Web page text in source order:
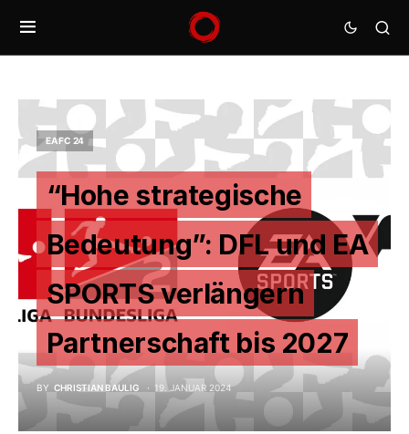
EA FC 24
“Hohe strategische
Bedeutung”: DFL und EA
SPORTS verlängern
Partnerschaft bis 2027
BY CHRISTIAN BAULIG 19. JANUAR 2024